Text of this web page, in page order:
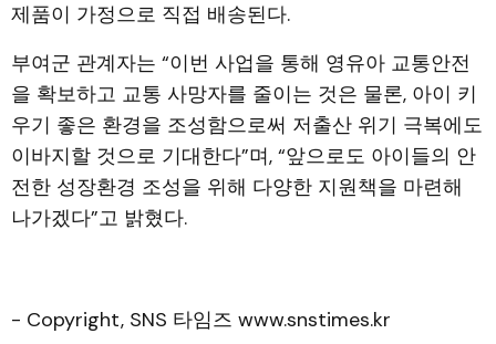
제품이 가정으로 직접 배송된다.
부여군 관계자는 “이번 사업을 통해 영유아 교통안전
을 확보하고 교통 사망자를 줄이는 것은 물론, 아이 키
우기 좋은 환경을 조성함으로써 저출산 위기 극복에도
이바지할 것으로 기대한다”며, “앞으로도 아이들의 안
전한 성장환경 조성을 위해 다양한 지원책을 마련해
나가겠다”고 밝혔다.
- Copyright, SNS 타임즈 www.snstimes.kr